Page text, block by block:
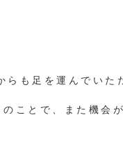
も足を運んでいた
ことで、また機会